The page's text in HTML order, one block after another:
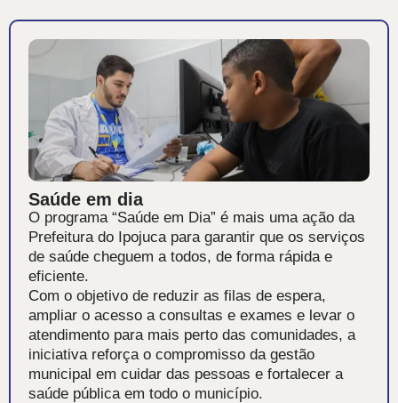
Saúde em dia
O programa “Saúde em Dia” é mais uma ação da
Prefeitura do Ipojuca para garantir que os serviços
de saúde cheguem a todos, de forma rápida e
eficiente.
Com o objetivo de reduzir as filas de espera,
ampliar o acesso a consultas e exames e levar o
atendimento para mais perto das comunidades, a
iniciativa reforça o compromisso da gestão
municipal em cuidar das pessoas e fortalecer a
saúde pública em todo o município.